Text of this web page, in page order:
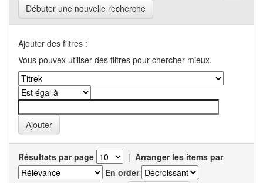
Débuter une nouvelle recherche
Ajouter des filtres :
Vous pouvex utiliser des filtres pour chercher mieux.
Résultats par page | Arranger les items par
En order